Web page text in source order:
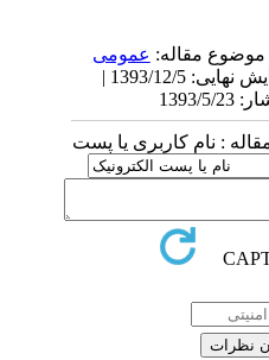
مقاله:عمومى
دریافت: 1393/2/4 | ویرایش نهایی: 1393/12/5 |
: نام کاربری یا پست